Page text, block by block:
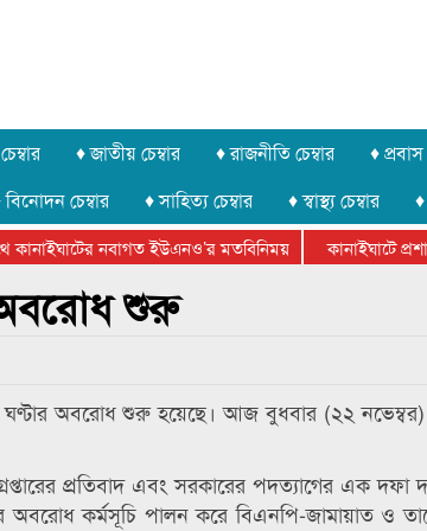
♦ জাতীয় চেম্বার ♦ রাজনীতি চেম্বার ♦ প্রবাস
চেম্বার ♦ সাহিত্য চেম্বার ♦ স্বাস্থ্য চেম্বার
নবাগত ইউএনও’র মতবিনিময় কানাইঘাটে
অভিনয় কর্মশালা সম্পন্ন
অবরোধ শুরু
অবরোধ শুরু হয়েছে। আজ বুধবার (২২
প্রতিবাদ এবং সরকারের পদত্যাগের এক দফা
কর্মসূচি পালন করে বিএনপি-জামায়াত ও